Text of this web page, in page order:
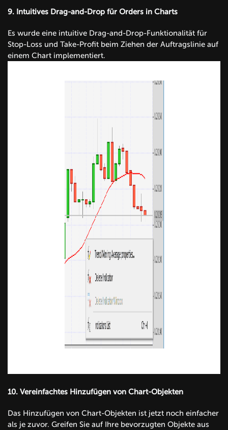
9. Intuitives Drag-and-Drop für Orders in Charts
Es wurde eine intuitive Drag-and-Drop-Funktionalität für
Stop-Loss und Take-Profit beim Ziehen der Auftragslinie auf
einem Chart implementiert.
10. Vereinfachtes Hinzufügen von Chart-Objekten
Das Hinzufügen von Chart-Objekten ist jetzt noch einfacher
als je zuvor. Greifen Sie auf Ihre bevorzugten Objekte aus